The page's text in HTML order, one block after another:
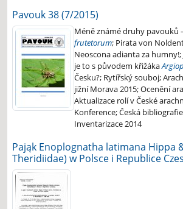
Pavouk 38 (7/2015)
Méně známé druhy pavouků
frutetorum; Pirata von
Neoscona adianta za humny!;
je to s původem křižáka
Česku?; Rytířský souboj;
jižní Morava 2015; Ocenění
Aktualizace rolí v České
Konference; Česká
Inventarizace 2014
Pająk Enoplognatha latimana Hippa
Theridiidae) w Polsce i Republice